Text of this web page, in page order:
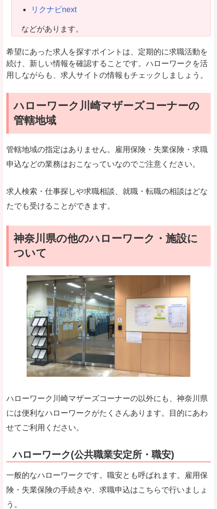
リクナビnext
などがあります。
希望にあった求人を探すポイントは、定期的に求職活動を
続け、新しい情報を確認することです。ハローワークを活
用しながらも、求人サイトの情報もチェックしましょう。
ハローワーク川崎マザーズコーナーの
管轄地域
管轄地域の指定はありません。雇用保険・失業保険・求職
申込などの業務はおこなっていなのでご注意ください。
求人検索・仕事探しや求職相談、就職・転職の相談はどな
たでも受けることができます。
神奈川県の他のハローワーク・施設に
ついて
ハローワーク川崎マザーズコーナーの以外にも、神奈川県
には便利なハローワークがたくさんあります。目的にあわ
せてご利用ください。
ハローワーク(公共職業安定所・職安)
一般的なハローワークです。職安とも呼ばれます。雇用保
険・失業保険の手続きや、求職申込はこちらで行いましょ
う。